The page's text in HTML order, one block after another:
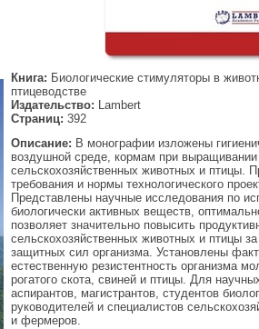
Книга: Биологические стимуляторы в
птицеводстве
Издательство: Lambert
Страниц: 392
Описание: В монографии изложены
воздушной среде, кормам при
сельскохозяйственных животных и птицы.
требования и нормы технологического
Представлены научные исследования по
биологически активных веществ,
позволяет значительно повысить
сельскохозяйственных животных и птицы
защитных сил организма. Установлены
естественную резистентность организма
рогатого скота, свиней и птицы. Для
аспирантов, магистрантов, студентов
руководителей и специалистов
и фермеров.
▼
▼
▼
▼